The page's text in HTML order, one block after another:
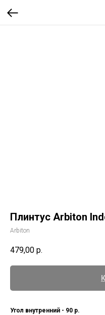
Плинтус Arbiton
Arbiton
479,00 р.
Угол внутренний - 90 р.